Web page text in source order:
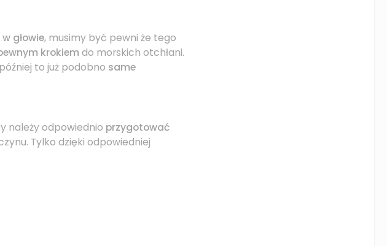
głowie, musimy być pewni że tego
krokiem do morskich otchłani.
to już podobno same
należy odpowiednio przygotować
Tylko dzięki odpowiedniej